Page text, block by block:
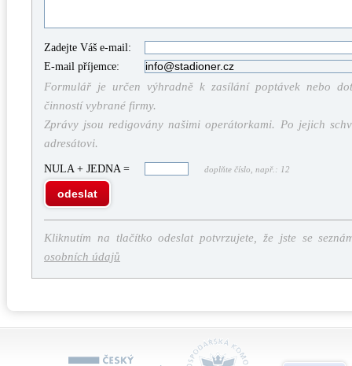
Zadejte Váš e-mail:
E-mail příjemce:
Formulář je určen výhradně k zasílání poptávek nebo
činností vybrané firmy.
Zprávy jsou redigovány našimi operátorkami. Po jejich
adresátovi.
NULA + JEDNA = doplňte číslo, např.: 12
odeslat
Kliknutím na tlačítko odeslat potvrzujete, že jste se
osobních údajů